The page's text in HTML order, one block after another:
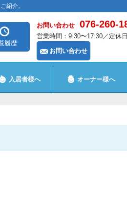
紹介。
履歴
お問い合わせ 076-260-
営業時間：9:30〜17:30／定休
お問い合わせ
入居者様へ オーナー様へ